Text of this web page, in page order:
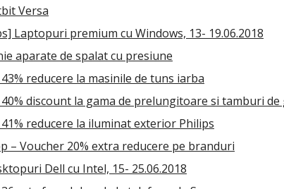
Versa
Laptopuri premium cu Windows, 13- 19.06.2018
aparate de spalat cu presiune
reducere la masinile de tuns iarba
40% discount la gama de prelungitoare si tamburi de
reducere la iluminat exterior Philips
– Voucher 20% extra reducere pe branduri
Dell cu Intel, 15- 25.06.2018